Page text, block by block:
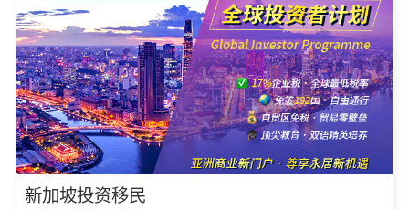
新加坡投资移民